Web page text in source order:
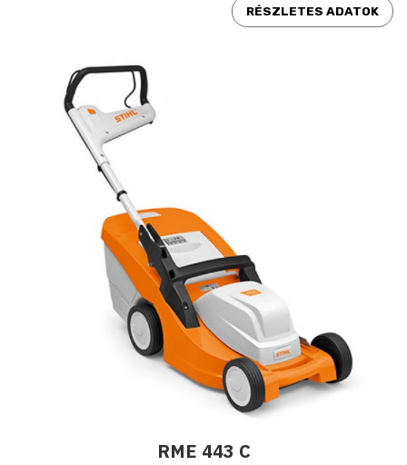
RÉSZLETES ADATOK
RME 443 C